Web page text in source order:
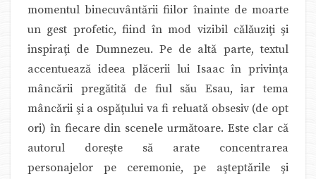
momentul binecuvântării fiilor înainte de moarte
un gest profetic, fiind în mod vizibil călăuziţi şi
inspiraţi de Dumnezeu. Pe de altă parte, textul
accentuează ideea plăcerii lui Isaac în privinţa
mâncării pregătită de fiul său Esau, iar tema
mâncării şi a ospăţului va fi reluată obsesiv (de opt
ori) în fiecare din scenele următoare. Este clar că
autorul doreşte să arate concentrarea
personajelor pe ceremonie, pe aşteptările şi